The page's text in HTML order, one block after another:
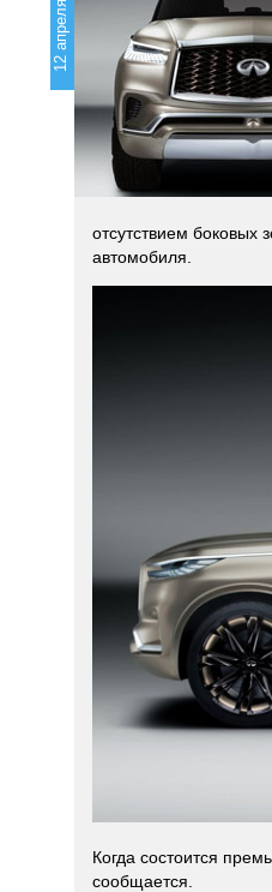
12 апреля '17
отсутствием боковых
автомобиля.
Когда состоится
сообщается.